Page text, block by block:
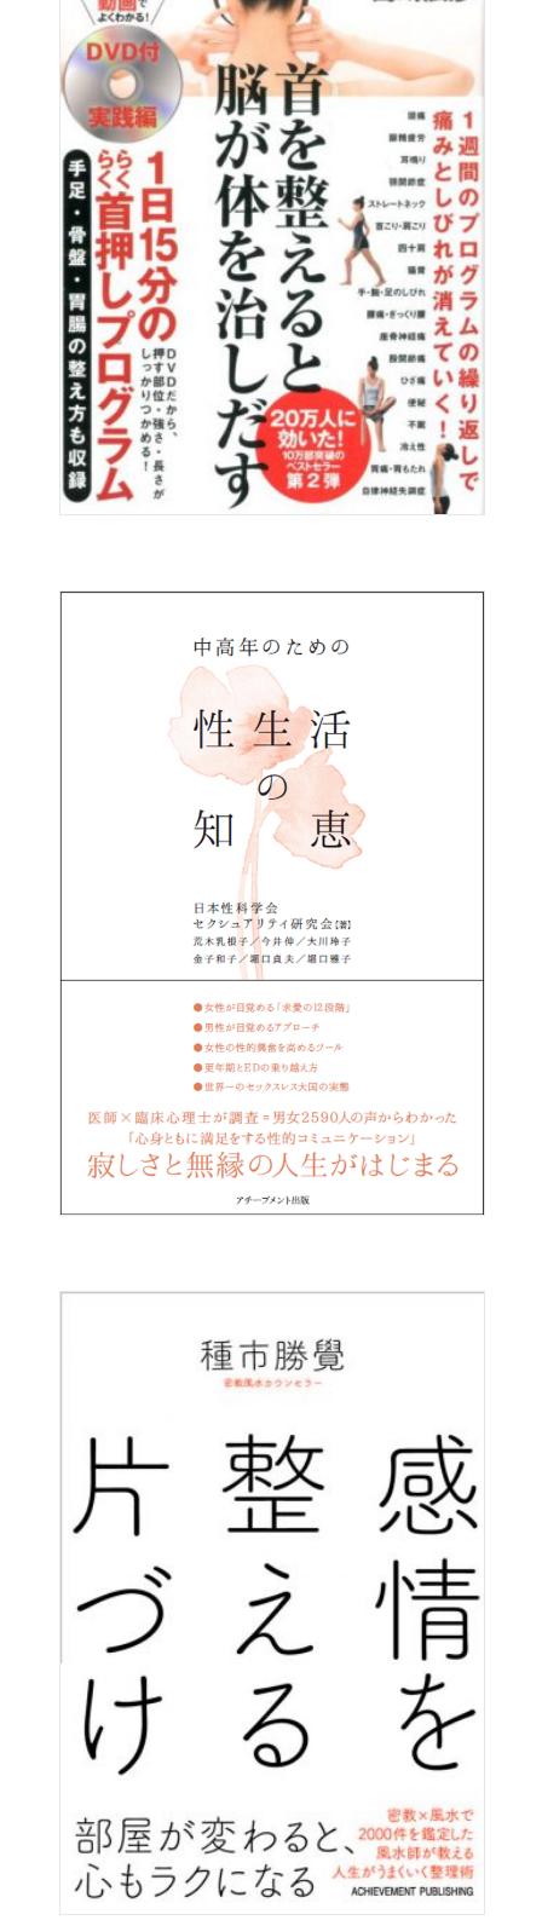
もちろん！ 薬の副作用で気分の乱高下があるんだと言い
聞かせていました。
ストレスを麻痺させて日夜がんばっている、出産世代の皆
様は、
この本の中で、わたしが伝えた内容に生きにくさを感じる
かもしれません。
今できることをすれば、自分たちの分身とも言える愛しい
我が子を
80年悩ませることはなくなります。
今しっかりできる準備をしてほしい。
そのために妊活という言葉があるとわたしは思っていま
＝＝＝＝＝＝＝＝＝＝＝＝＝＝＝＝＝＝＝＝＝＝＝＝＝＝
＝＝＝＝＝＝＝＝